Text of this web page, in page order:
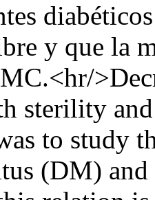
y que la
sterility
to study
(DM)